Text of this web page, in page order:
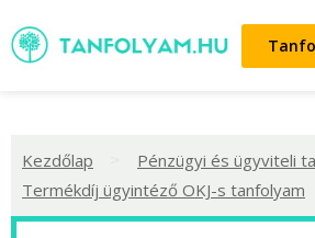
Kezdőlap Pénzügyi és ügyviteli
Termékdíj ügyintéző OKJ-s tanfolyam